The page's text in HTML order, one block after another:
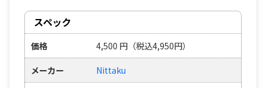
スペック
価格 4,500 円 （税込4,950円）
メーカー Nittaku